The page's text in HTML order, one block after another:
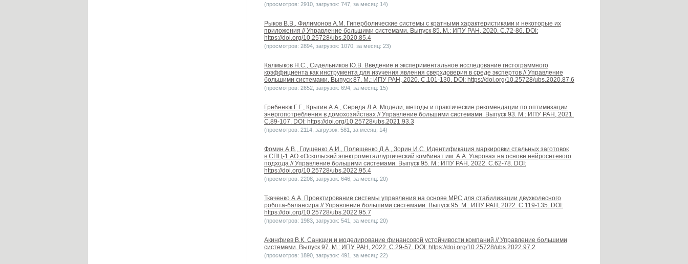
(просмотров: 2910, загрузок: 747, за месяц: 14)
Рыков В.В., Филимонов А.М. Гиперболические системы с кратными характеристиками и некоторые их
приложения // Управление большими системами. Выпуск 85. М.: ИПУ РАН, 2020. С.72-86. DOI:
https://doi.org/10.25728/ubs.2020.85.4
(просмотров: 2894, загрузок: 1070, за месяц: 23)
Калмыков Н.С., Сидельников Ю.В. Введение и экспериментальное исследование гистограммного
коэффициента как инструмента для изучения явления сверхдоверия в среде экспертов // Управление
большими системами. Выпуск 87. М.: ИПУ РАН, 2020. С.101-130. DOI: https://doi.org/10.25728/ubs.2020.87.6
(просмотров: 2652, загрузок: 694, за месяц: 15)
Гребенюк Г.Г., Крыгин А.А., Середа Л.А. Модели, методы и практические рекомендации по оптимизации
энергопотребления в домохозяйствах // Управление большими системами. Выпуск 93. М.: ИПУ РАН, 2021.
С.89-107. DOI: https://doi.org/10.25728/ubs.2021.93.3
(просмотров: 2114, загрузок: 581, за месяц: 14)
Фомин А.В., Глущенко А.И., Полещенко Д.А., Зорин И.С. Идентификация маркировки стальных заготовок
в СПЦ-1 АО «Оскольский электрометаллургический комбинат им. А.А. Угарова» на основе нейросетевого
подхода // Управление большими системами. Выпуск 95. М.: ИПУ РАН, 2022. С.62-78. DOI:
https://doi.org/10.25728/ubs.2022.95.4
(просмотров: 2208, загрузок: 646, за месяц: 20)
Ткаченко А.А. Проектирование системы управления на основе MPC для стабилизации двухколесного
робота-балансира // Управление большими системами. Выпуск 95. М.: ИПУ РАН, 2022. С.119-135. DOI:
https://doi.org/10.25728/ubs.2022.95.7
(просмотров: 1983, загрузок: 541, за месяц: 20)
Акинфиев В.К. Санкции и моделирование финансовой устойчивости компаний // Управление большими
системами. Выпуск 97. М.: ИПУ РАН, 2022. С.29-57. DOI: https://doi.org/10.25728/ubs.2022.97.2
(просмотров: 1890, загрузок: 491, за месяц: 22)